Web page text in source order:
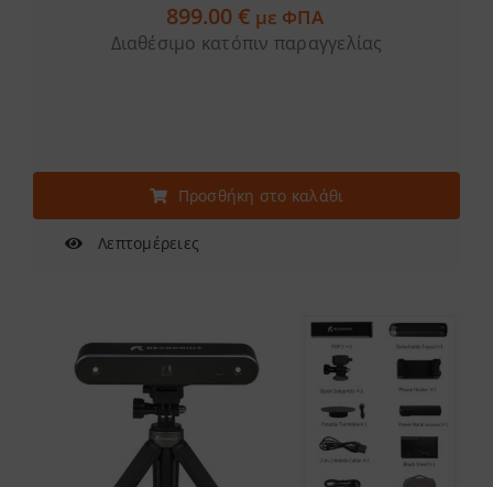
899.00€ με ΦΠΑ
Διαθέσιμο κατόπιν παραγγελίας
Προσθήκη στο καλάθι
Λεπτομέρειες